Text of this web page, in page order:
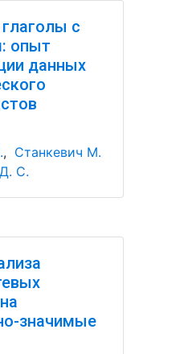
с
опыт
данных
, Станкевич М.
С.
значимые